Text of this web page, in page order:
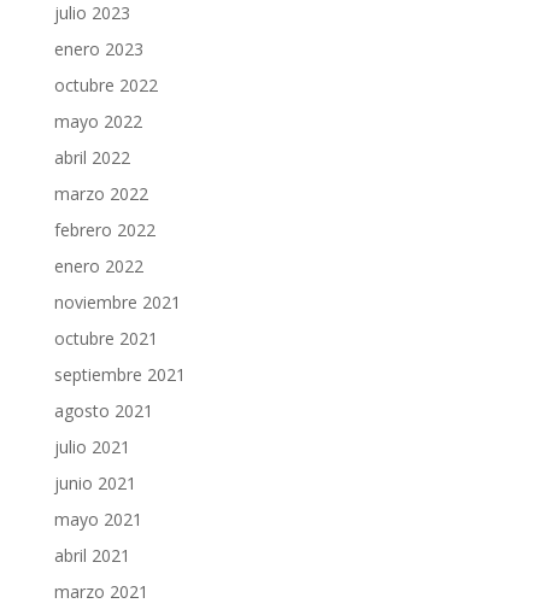
julio 2023
enero 2023
octubre 2022
mayo 2022
abril 2022
marzo 2022
febrero 2022
enero 2022
noviembre 2021
octubre 2021
septiembre 2021
agosto 2021
julio 2021
junio 2021
mayo 2021
abril 2021
marzo 2021